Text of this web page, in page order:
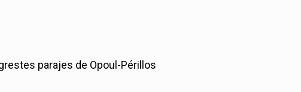
parajes de Opoul-Périllos